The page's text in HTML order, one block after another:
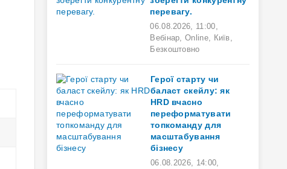
перевагу.
06.08.2026, 11:00,
Вебінар, Online, Київ,
Безкоштовно
Герої старту чи
баласт скейлу: як
HRD вчасно
переформатувати
топкоманду для
масштабування
бізнесу
06.08.2026, 14:00,